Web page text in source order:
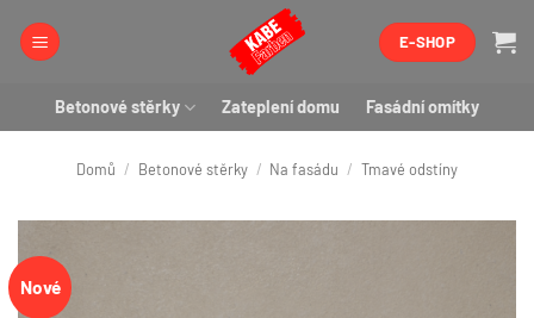
E-SHOP
Betonové stěrky Zateplení domu Fasádní omítky
Domů / Betonové stěrky / Na fasádu / Tmavé odstíny
Nové